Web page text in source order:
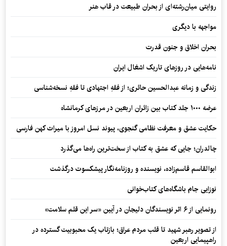
روایتی میان‌رشته‌ای از بحران طبیعت در قاب هنر
مواجهه با دیگری
بحران اخلاق و جنون قدرت
نامه‌هایی در روزهای تاریک اشغال ایران
زندگی و زمانه عبدالحسین حائری؛ از فقهِ اجتهادی تا فقهِ نسخه‌شناسی
عرضه ۱۰۰۰ جلد کتاب بین زائران اربعین در مرزهای کرمانشاه
حکایت عشق و معرفت نظامی گنجوی، پیوند نسل امروز با میراث کهن فارسی
چالدران؛ جایی که عشق به کتاب از سخت‌ترین راه‌ها می‌گذرد
ابوالقاسم قاسم‌زاده، نویسنده و روزنامه‌نگار پیشکسوت درگذشت
نوزایی جام باشگاه‌های کتاب‌خوانی
رونمایی از ۶ اثر نویسندگان دلیجان در آیین «سر این قلم سلامت»
از تصویر رهبر شهید تا قلب مردم عراق؛ بازتاب یک محبوبیت گسترده در
راهپیمایی اربعین